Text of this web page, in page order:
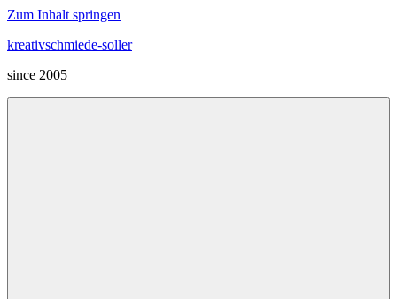
Zum Inhalt springen
kreativschmiede-soller
since 2005